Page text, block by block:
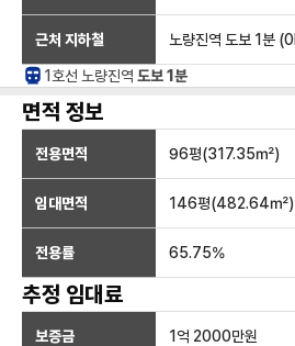
근처 지하철 노량진역 도보 1분 (0
1호선 노량진역 도보 1분
면적 정보
전용면적 96평(317.35㎡)
임대면적 146평(482.64㎡)
전용률 65.75%
추정 임대료
보증금 1억 2000만원